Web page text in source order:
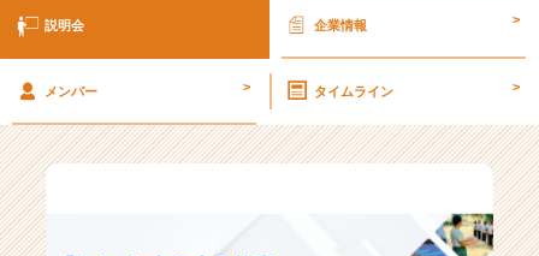
o
s
説明会 企業情報 >
メンバー > タイムライン >